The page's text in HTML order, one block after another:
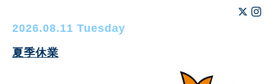
2026.08.11 Tuesday
夏季休業